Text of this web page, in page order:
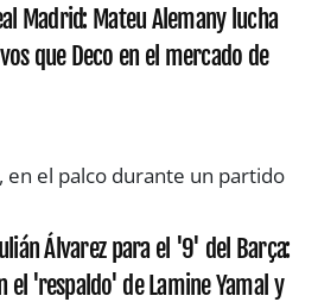
Madrid: Mateu Alemany lucha
que Deco en el mercado de
Álvarez para el '9' del Barça:
'respaldo' de Lamine Yamal y